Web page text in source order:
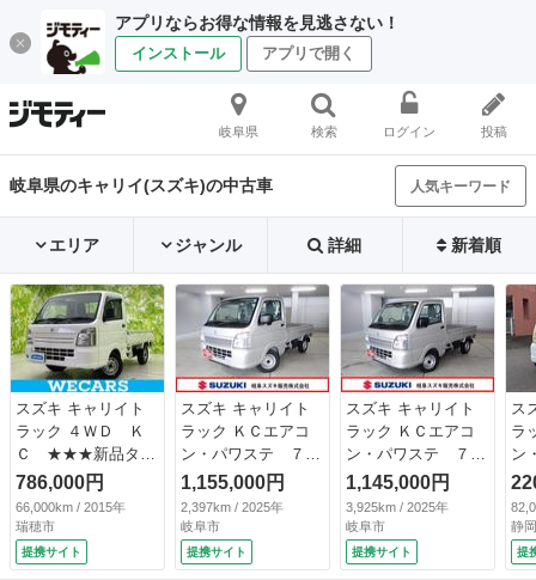
アプリならお得な情報を見逃さない！
インストール アプリで開く
岐阜県 検索 ログイン 投稿
岐阜県のキャリイ(スズキ)の中古車 人気キーワード
エリア ジャンル 詳細 新着順
スズキ キャリイト
ラック ４ＷＤ Ｋ
Ｃ ★★★新品タイ
ヤ／エアバッグ 運
転席／マニュアルエ
アコン／アクセサリ
ーソケット／ヘッド
ライトレベライザー
786,000円
66,000km / 2015年
瑞穂市
提携サイト
スズキ キャリイト
ラック ＫＣエアコ
ン・パワステ ７
型 ４ＡＴ パート
４ＷＤ ラジオ 認
定中古車 セーフテ
ィーサポート リヤ
パーキングセンサ
1,155,000円
2,397km / 2025年
岐阜市
提携サイト
スズキ キャリイト
ラック ＫＣエアコ
ン・パワステ ７
型 ４ＡＴ パート
４ＷＤ ラジオ
認定中古車 セーフ
ティーサポート リ
ヤパーキングセンサ
1,145,000円
3,925km / 2025年
岐阜市
提携サイト
ス
ラ
ン
マ
（
静
提